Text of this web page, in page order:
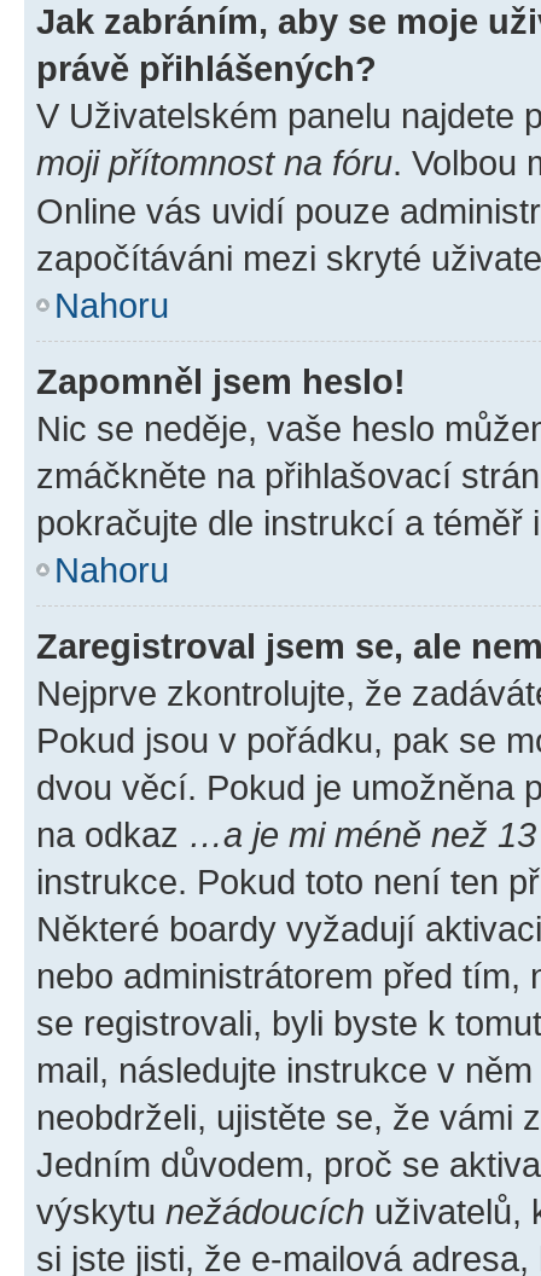
Jak zabráním, aby se moje
právě přihlášených?
V Uživatelském panelu najdete
moji přítomnost na fóru. Volbou
Online vás uvidí pouze
započítáváni mezi skryté
Nahoru
Zapomněl jsem heslo!
Nic se neděje, vaše heslo
zmáčkněte na přihlašovací
pokračujte dle instrukcí a téměř
Nahoru
Zaregistroval jsem se, ale
Nejprve zkontrolujte, že
Pokud jsou v pořádku, pak se
dvou věcí. Pokud je umožněna
na odkaz …a je mi méně než
instrukce. Pokud toto není ten
Některé boardy vyžadují
nebo administrátorem před tím,
se registrovali, byli byste k
mail, následujte instrukce v
neobdrželi, ujistěte se, že vámi
Jedním důvodem, proč se
výskytu nežádoucích uživatelů,
si jste jisti, že e-mailová